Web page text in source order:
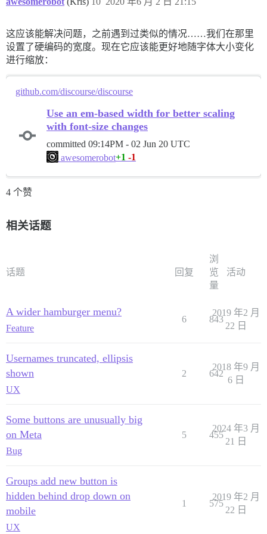
这应该能解决问题，之前遇到过类似的情况……我们在那里
设置了硬编码的宽度。现在它应该能更好地随字体大小变化
进行缩放：
github.com/discourse/discourse
Use an em-based width for better scaling
with font-size changes
committed 09:14PM - 02 Jun 20 UTC
awesomerobot+1 -1
4 个赞
相关话题
话题 回复
浏
览
量
活动
A wider hamburger menu?
Feature
6 843
2019 年2 月
22 日
Usernames truncated, ellipsis
shown
UX
2 642
2018 年9 月
6 日
Some buttons are unusually big
on Meta
Bug
5 455
2024 年3 月
21 日
Groups add new button is
hidden behind drop down on
mobile
UX
1 575
2019 年2 月
22 日